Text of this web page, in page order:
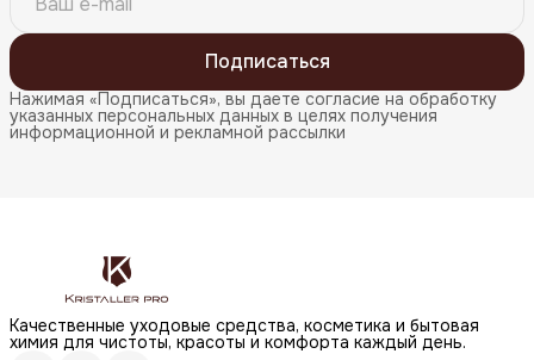
Подписаться
Нажимая «Подписаться», вы даете согласие на обработку
указанных персональных данных в целях получения
информационной и рекламной рассылки
Качественные уходовые средства, косметика и бытовая
химия для чистоты, красоты и комфорта каждый день.